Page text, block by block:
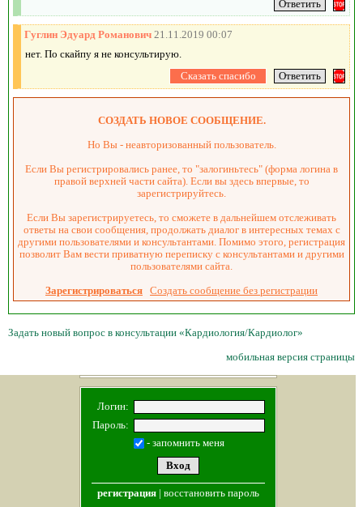
Гуглин Эдуард Романович 21.11.2019 00:07
нет. По скайпу я не консультирую.
СОЗДАТЬ НОВОЕ СООБЩЕНИЕ.
Но Вы - неавторизованный пользователь.
Если Вы регистрировались ранее, то "залогиньтесь" (форма логина в
правой верхней части сайта). Если вы здесь впервые, то
зарегистрируйтесь.
Если Вы зарегистрируетесь, то сможете в дальнейшем отслеживать
ответы на свои сообщения, продолжать диалог в интересных темах с
другими пользователями и консультантами. Помимо этого, регистрация
позволит Вам вести приватную переписку с консультантами и другими
пользователями сайта.
Зарегистрироваться Создать сообщение без регистрации
Задать новый вопрос в консультации «Кардиология/Кардиолог»
мобильная версия страницы
Логин:
Пароль:
- запомнить меня
регистрация| восстановить пароль